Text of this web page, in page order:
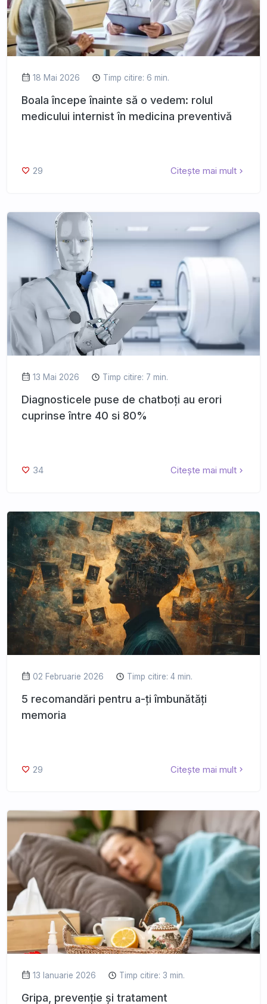
18 Mai 2026 Timp citire: 6 min.
Boala începe înainte să o vedem: rolul
medicului internist în medicina preventivă
29 Citește mai mult
13 Mai 2026 Timp citire: 7 min.
Diagnosticele puse de chatboți au erori
cuprinse între 40 si 80%
34 Citește mai mult
02 Februarie 2026 Timp citire: 4 min.
5 recomandări pentru a-ți îmbunătăți
memoria
29 Citește mai mult
13 Ianuarie 2026 Timp citire: 3 min.
Gripa, prevenție și tratament